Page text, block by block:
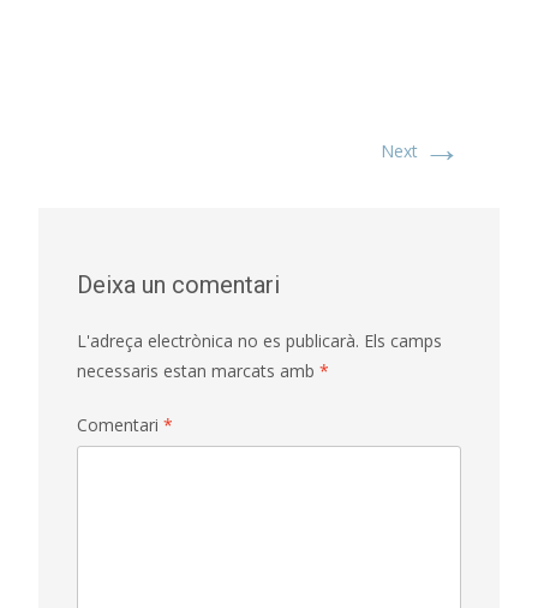
Next →
Deixa un comentari
L'adreça electrònica no es publicarà. Els camps
necessaris estan marcats amb *
Comentari *